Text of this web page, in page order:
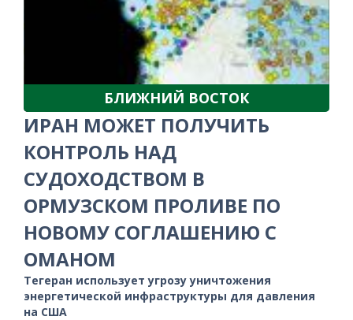
БЛИЖНИЙ ВОСТОК
ИРАН МОЖЕТ ПОЛУЧИТЬ
КОНТРОЛЬ НАД
СУДОХОДСТВОМ В
ОРМУЗСКОМ ПРОЛИВЕ ПО
НОВОМУ СОГЛАШЕНИЮ С
ОМАНОМ
Тегеран использует угрозу уничтожения
энергетической инфраструктуры для давления
на США